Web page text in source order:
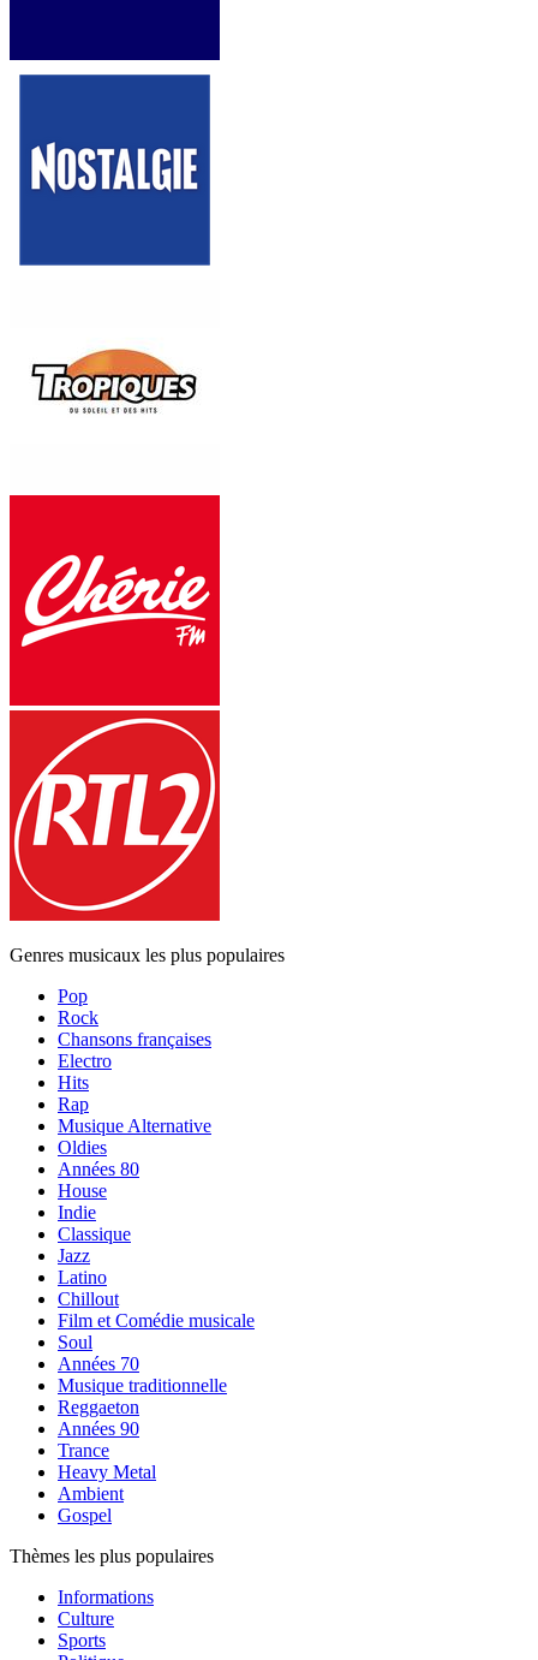
Genres musicaux les plus populaires
Pop
Rock
Chansons françaises
Electro
Hits
Rap
Musique Alternative
Oldies
Années 80
House
Indie
Classique
Jazz
Latino
Chillout
Film et Comédie musicale
Soul
Années 70
Musique traditionnelle
Reggaeton
Années 90
Trance
Heavy Metal
Ambient
Gospel
Thèmes les plus populaires
Informations
Culture
Sports